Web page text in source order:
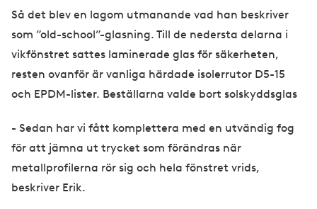
Så det blev en lagom utmanande vad han beskriver
som ”old-school”-glasning. Till de nedersta delarna i
vikfönstret sattes laminerade glas för säkerheten,
resten ovanför är vanliga härdade isolerrutor D5-15
och EPDM-lister. Beställarna valde bort solskyddsglas
- Sedan har vi fått komplettera med en utvändig fog
för att jämna ut trycket som förändras när
metallprofilerna rör sig och hela fönstret vrids,
beskriver Erik.